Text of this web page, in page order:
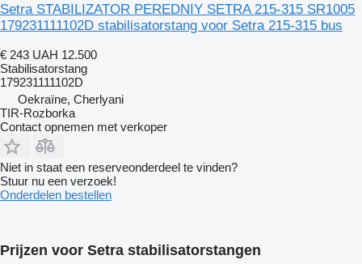
Setra STABILIZATOR PEREDNIY SETRA 215-315 SR1005
179231111102D stabilisatorstang voor Setra 215-315 bus
€ 243 UAH 12.500
Stabilisatorstang
179231111102D
Oekraïne, Cherlyani
TIR-Rozborka
Contact opnemen met verkoper
Niet in staat een reserveonderdeel te vinden?
Stuur nu een verzoek!
Onderdelen bestellen
Prijzen voor Setra stabilisatorstangen